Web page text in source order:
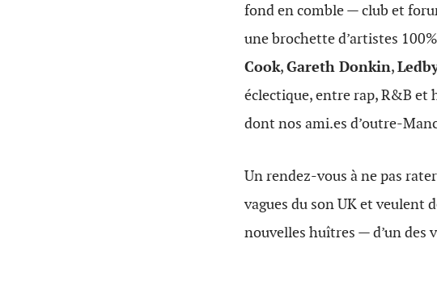
fond en comble — club et
une brochette d’artistes
Cook,Gareth Donkin,
éclectique, entre rap, R&B
dont nos ami.es d’outre-
Un rendez-vous à ne pas
vagues du son UK et veulent
nouvelles huîtres — d’un des